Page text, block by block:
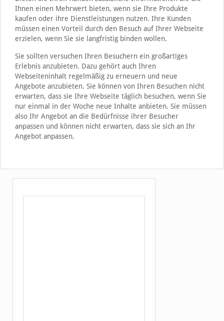
Ihnen einen Mehrwert bieten, wenn sie Ihre Produkte
kaufen oder ihre Dienstleistungen nutzen. Ihre Kunden
müssen einen Vorteil durch den Besuch auf Ihrer Webseite
erzielen, wenn Sie sie langfristig binden wollen.
Sie sollten versuchen Ihren Besuchern ein großartiges
Erlebnis anzubieten. Dazu gehört auch Ihren
Webseiteninhalt regelmäßig zu erneuern und neue
Angebote anzubieten. Sie können von Ihren Besuchen nicht
erwarten, dass sie Ihre Webseite täglich besuchen, wenn Sie
nur einmal in der Woche neue Inhalte anbieten. Sie müssen
also Ihr Angebot an die Bedürfnisse ihrer Besucher
anpassen und können nicht erwarten, dass sie sich an Ihr
Angebot anpassen.